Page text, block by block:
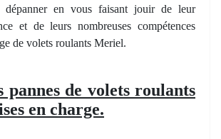
dépanner en vous faisant jouir de leur
et de leurs nombreuses compétences
de volets roulants Meriel.
pannes de volets roulants
en charge.